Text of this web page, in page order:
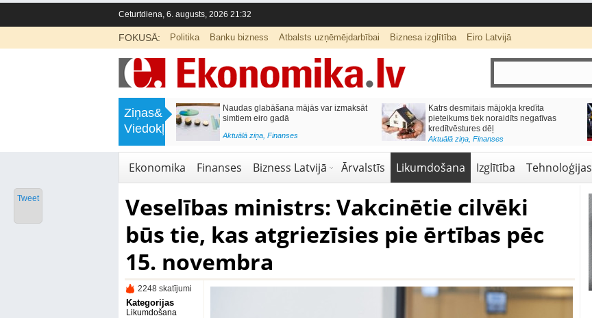
Ceturtdiena, 6. augusts, 2026 21:32
FOKUSĀ: Politika Banku bizness Atbalsts uzņēmējdarbībai Biznesa izglītība Eiro Latvijā
Ziņas&
Viedokļi
Septiņos mēnešos Vivi vilcienos
pārvadāti 12 miljoni pasažieru; jūlijā
Naudas glabāšana mājās var izmaksāt
simtiem eiro gadā
Aktuālā ziņa, Finanses
Katrs desmitais mājokļa kredīta
pieteikums tiek noraidīts negatīvas
kredītvēstures dēļ
Aktuālā ziņa, Finanses
Ekonomika Finanses Bizness Latvijā Ārvalstīs Likumdošana Izglītība Tehnoloģijas
Veselības ministrs: Vakcinētie cilvēki
būs tie, kas atgriezīsies pie ērtības pēc
15. novembra
2248 skatījumi
Kategorijas
Likumdošana
Tweet